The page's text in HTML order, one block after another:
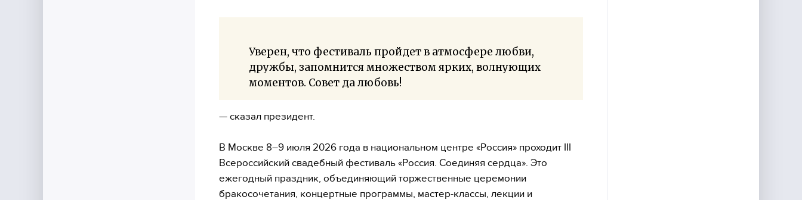
Уверен, что фестиваль пройдет в атмосфере любви,
дружбы, запомнится множеством ярких, волнующих
моментов. Совет да любовь!
— сказал президент.
В Москве 8–9 июля 2026 года в национальном центре «Россия» проходит III
Всероссийский свадебный фестиваль «Россия. Соединяя сердца». Это
ежегодный праздник, объединяющий торжественные церемонии
бракосочетания, концертные программы, мастер-классы, лекции и